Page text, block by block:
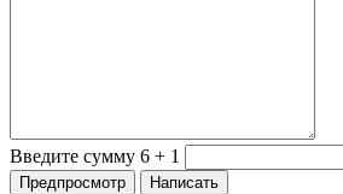
Введите сумму 6 + 1